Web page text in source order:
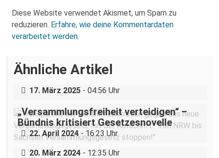
Diese Website verwendet Akismet, um Spam zu
reduzieren. Erfahre, wie deine Kommentardaten
verarbeitet werden.
Ähnliche Artikel
Holocaustgedenktag in Coswig bei
17. März 2025 - 04:56 Uhr
„Versammlungsfreiheit verteidigen“ –
Bündnis kritisiert Gesetzesnovelle
22. April 2024 - 16:23 Uhr
„Ein Krankenhaus, eine Belegschaft“ –
Arbeitskampf am städtischen Klinikum
20. März 2024 - 12:35 Uhr